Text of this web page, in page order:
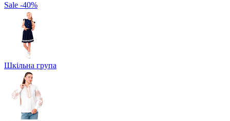
Sale -40%
Шкільна група